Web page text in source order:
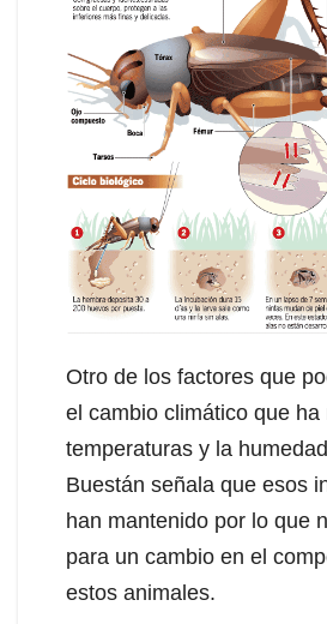
Otro de los factores que
el cambio climático que
temperaturas y la
Buestán señala que esos
han mantenido por lo que
para un cambio en el
estos animales.